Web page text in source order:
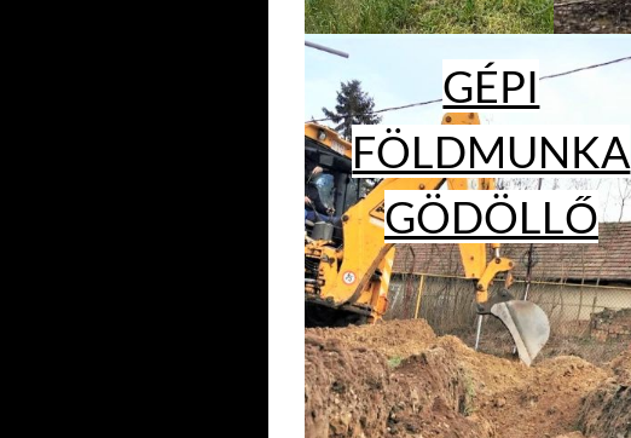
GÉPI
FÖLDMUNKA
GÖDÖLLŐ